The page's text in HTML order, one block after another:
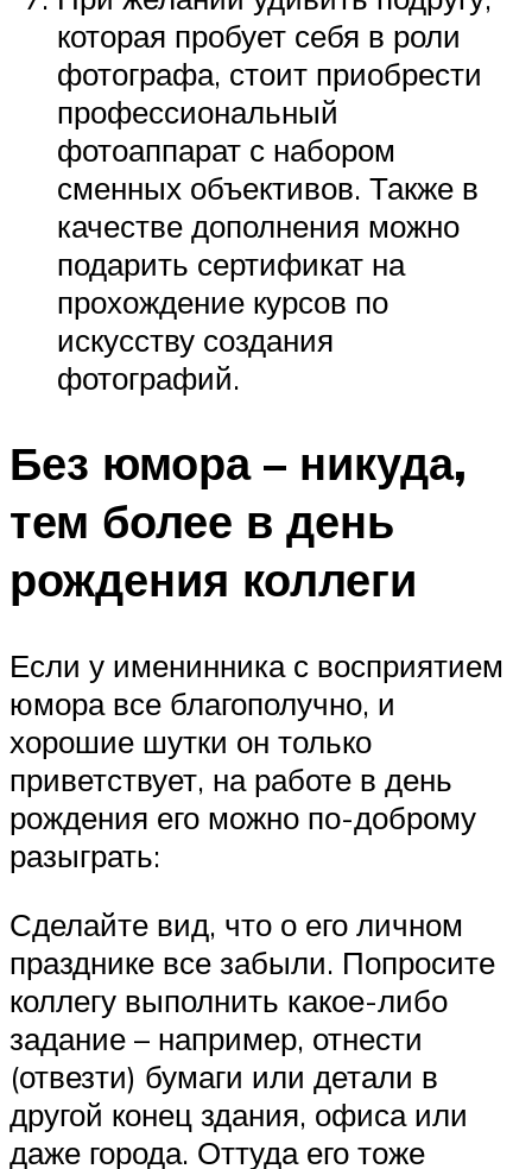
которая пробует себя в роли
фотографа, стоит приобрести
профессиональный
фотоаппарат с набором
сменных объективов. Также в
качестве дополнения можно
подарить сертификат на
прохождение курсов по
искусству создания
фотографий.
Без юмора – никуда,
тем более в день
рождения коллеги
Если у именинника с восприятием
юмора все благополучно, и
хорошие шутки он только
приветствует, на работе в день
рождения его можно по-доброму
разыграть:
Сделайте вид, что о его личном
празднике все забыли. Попросите
коллегу выполнить какое-либо
задание – например, отнести
(отвезти) бумаги или детали в
другой конец здания, офиса или
даже города. Оттуда его тоже